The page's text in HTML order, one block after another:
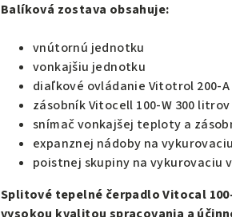
Balíková zostava obsahuje:
vnútornú jednotku
vonkajšiu jednotku
diaľkové ovládanie Vitotrol 200-A
zásobník Vitocell 100-W 300 litrov
snímač vonkajšej teploty a
expanznej nádoby na
poistnej skupiny na vykurovaciu
Splitové tepelné čerpadlo Vitocal